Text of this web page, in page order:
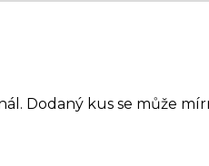
Dodaný kus se může